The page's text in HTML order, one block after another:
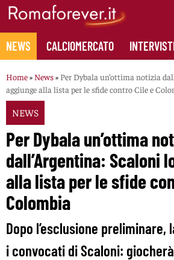
Skip
content
NEWS CALCIOMERCATO
Home» News» Per Dybala un’ottima notizia
aggiunge alla lista per le sfide contro Cile e
NEWS
Per Dybala un’ottima
dall’Argentina: Scaloni
alla lista per le sfide
Colombia
Dopo l’esclusione
i convocati di Scaloni: